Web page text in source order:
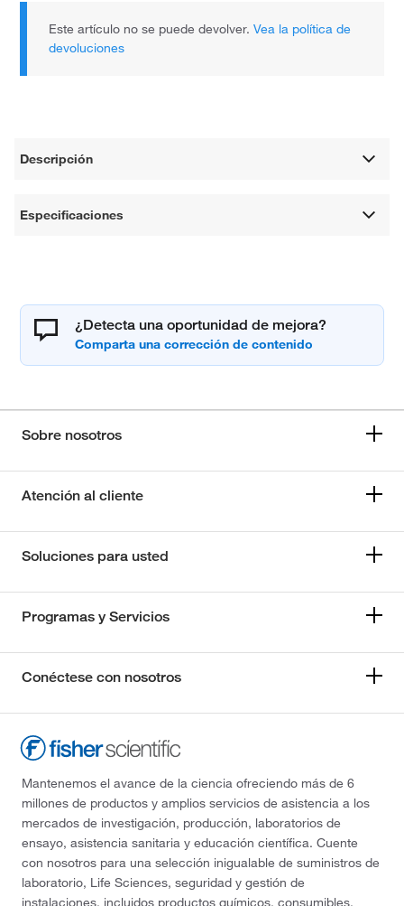
Este artículo no se puede devolver.Vea la política de
devoluciones
Descripción
Especificaciones
¿Detecta una oportunidad de mejora?
Sobre nosotros
Atención al cliente
Soluciones para usted
Programas y Servicios
Conéctese con nosotros
Mantenemos el avance de la ciencia ofreciendo más de 6
millones de productos y amplios servicios de asistencia a los
mercados de investigación, producción, laboratorios de
ensayo, asistencia sanitaria y educación científica. Cuente
con nosotros para una selección inigualable de suministros de
laboratorio, Life Sciences, seguridad y gestión de
instalaciones, incluidos productos químicos, consumibles,